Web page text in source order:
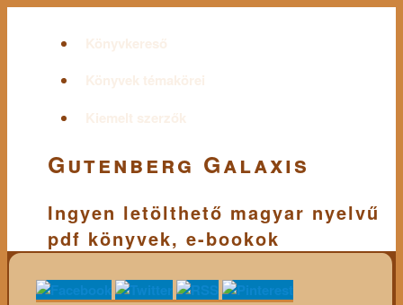
Könyvkereső
Könyvek témakörei
Kiemelt szerzők
Gutenberg Galaxis
Ingyen letölthető magyar nyelvű
pdf könyvek, e-bookok